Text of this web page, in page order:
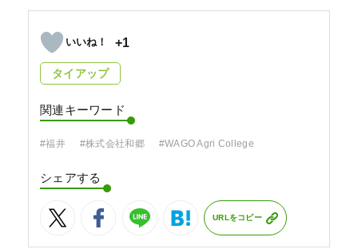
+1
タイアップ
関連キーワード
#福井 #株式会社和郷 #WAGO Agri College
シェアする
URLをコピー